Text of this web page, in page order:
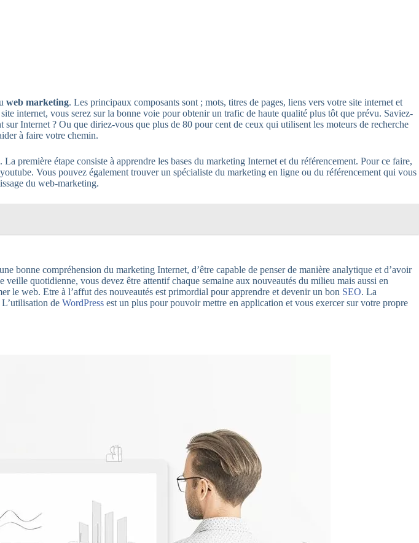
web marketing. Les principaux composants sont ; mots, titres de pages, liens vers votre site internet et
internet, vous serez sur la bonne voie pour obtenir un trafic de haute qualité plus tôt que prévu. Saviez-
Internet ? Ou que diriez-vous que plus de 80 pour cent de ceux qui utilisent les moteurs de recherche
à faire votre chemin.
première étape consiste à apprendre les bases du marketing Internet et du référencement. Pour ce faire,
Vous pouvez également trouver un spécialiste du marketing en ligne ou du référencement qui vous
du web-marketing.
bonne compréhension du marketing Internet, d’être capable de penser de manière analytique et d’avoir
quotidienne, vous devez être attentif chaque semaine aux nouveautés du milieu mais aussi en
le web. Etre à l’affut des nouveautés est primordial pour apprendre et devenir un bon SEO. La
de WordPress est un plus pour pouvoir mettre en application et vous exercer sur votre propre